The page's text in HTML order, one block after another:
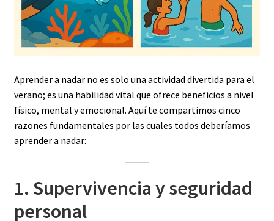
Aprender a nadar no es solo una actividad divertida para el
verano; es una habilidad vital que ofrece beneficios a nivel
físico, mental y emocional. Aquí te compartimos cinco
razones fundamentales por las cuales todos deberíamos
aprender a nadar:
1. Supervivencia y seguridad
personal